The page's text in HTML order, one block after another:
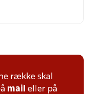
række skal
mail eller på